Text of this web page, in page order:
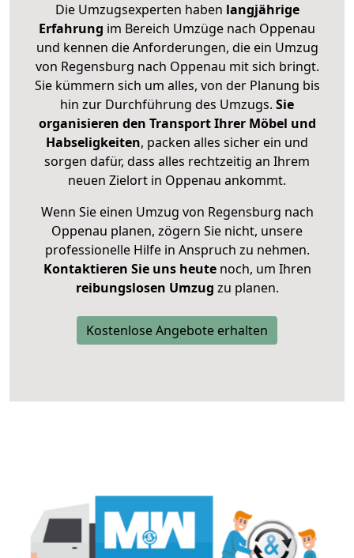
Die Umzugsexperten haben langjährige
Erfahrung im Bereich Umzüge nach Oppenau
und kennen die Anforderungen, die ein Umzug
von Regensburg nach Oppenau mit sich bringt.
Sie kümmern sich um alles, von der Planung bis
hin zur Durchführung des Umzugs. Sie
organisieren den Transport Ihrer Möbel und
Habseligkeiten, packen alles sicher ein und
sorgen dafür, dass alles rechtzeitig an Ihrem
neuen Zielort in Oppenau ankommt.
Wenn Sie einen Umzug von Regensburg nach
Oppenau planen, zögern Sie nicht, unsere
professionelle Hilfe in Anspruch zu nehmen.
Kontaktieren Sie uns heutenoch, um Ihren
reibungslosen Umzug zu planen.
Kostenlose Angebote erhalten